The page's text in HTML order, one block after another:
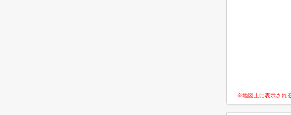
※地図上に表示され